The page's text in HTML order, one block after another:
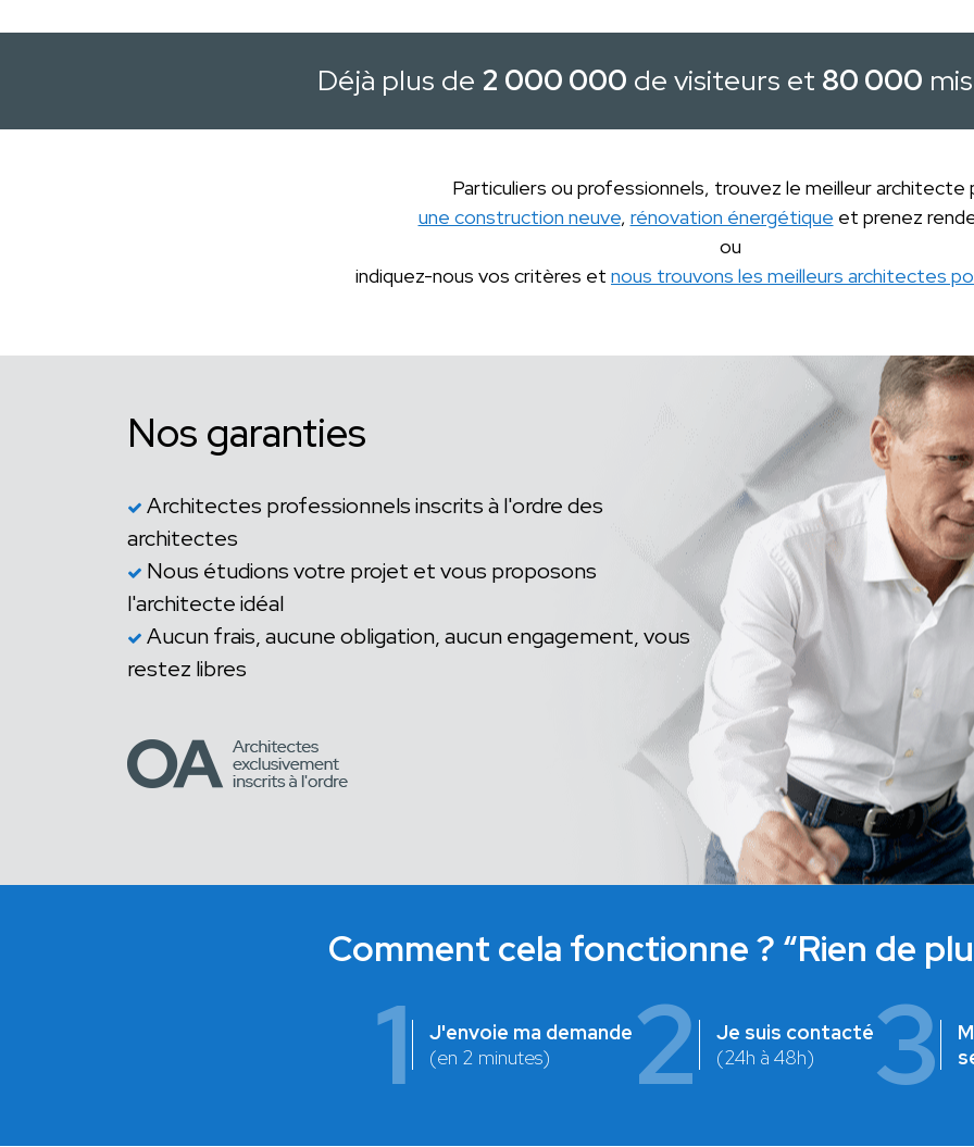
Déjà plus de 2 000 000 de visiteurs et 80 000
Particuliers ou professionnels, trouvez le meilleur architecte
une construction neuve, rénovation énergétique et prenez
ou
indiquez-nous vos critères et nous trouvons les meilleurs architectes
Nos garanties
Architectes professionnels inscrits à l'ordre des
architectes
Nous étudions votre projet et vous proposons
l'architecte idéal
Aucun frais, aucune obligation, aucun engagement, vous
restez libres
Comment cela fonctionne ? “Rien de
1
J'envoie ma demande
(en 2 minutes)
2
Je suis contacté
(24h à 48h)
3